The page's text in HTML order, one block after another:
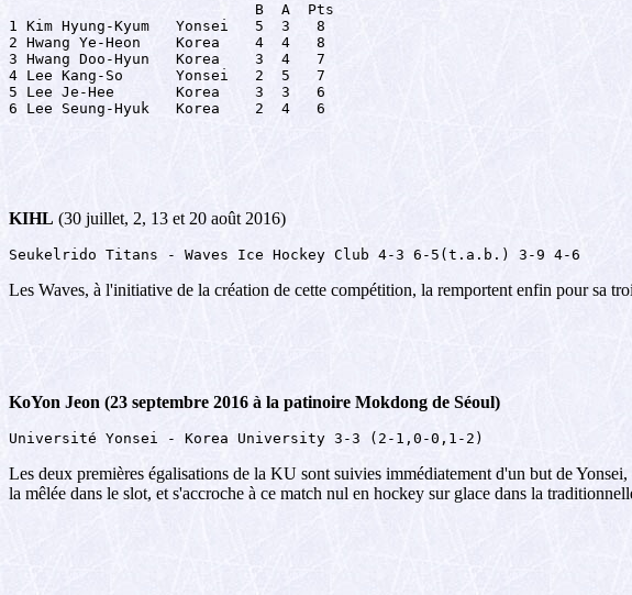
                            B  A  Pts
1 Kim Hyung-Kyum   Yonsei   5  3   8
2 Hwang Ye-Heon    Korea    4  4   8
3 Hwang Doo-Hyun   Korea    3  4   7
4 Lee Kang-So      Yonsei   2  5   7
5 Lee Je-Hee       Korea    3  3   6
6 Lee Seung-Hyuk   Korea    2  4   6
KIHL (30 juillet, 2, 13 et 20 août 2016)
Seukelrido Titans - Waves Ice Hockey Club 4-3 6-5(t.a.b.) 3-9 4-6
Les Waves, à l'initiative de la création de cette compétition, la remportent enfin pour sa
KoYon Jeon (23 septembre 2016 à la patinoire Mokdong de Séoul)
Université Yonsei - Korea University 3-3 (2-1,0-0,1-2)
Les deux premières égalisations de la KU sont suivies immédiatement d'un but de
la mêlée dans le slot, et s'accroche à ce match nul en hockey sur glace dans la